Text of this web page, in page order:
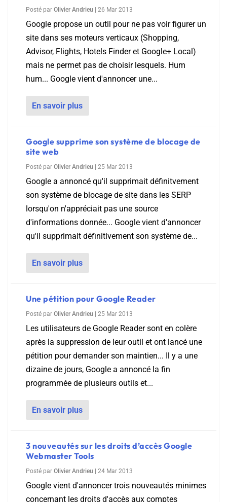
Posté par Olivier Andrieu 26 Mar 2013
Google propose un outil pour ne pas voir figurer un
site dans ses moteurs verticaux (Shopping,
Advisor, Flights, Hotels Finder et Google+ Local)
mais ne permet pas de choisir lesquels. Hum
hum... Google vient d'annoncer une...
En savoir plus
Google supprime son système de blocage de
site web
Posté par Olivier Andrieu 25 Mar 2013
Google a annoncé qu'il supprimait définitvement
son système de blocage de site dans les SERP
lorsqu'on n'appréciait pas une source
d'informations donnée... Google vient d'annoncer
qu'il supprimait définitivement son système de...
En savoir plus
Une pétition pour Google Reader
Posté par Olivier Andrieu 25 Mar 2013
Les utilisateurs de Google Reader sont en colère
après la suppression de leur outil et ont lancé une
pétition pour demander son maintien... Il y a une
dizaine de jours, Google a annoncé la fin
programmée de plusieurs outils et...
En savoir plus
3 nouveautés sur les droits d’accès Google
Webmaster Tools
Posté par Olivier Andrieu 24 Mar 2013
Google vient d'annoncer trois nouveautés minimes
concernant les droits d'accès aux comptes